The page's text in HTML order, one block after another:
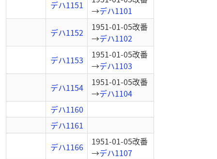
デハ1151
→デハ1101
デハ1152
1951-01-05改番
→デハ1102
デハ1153
1951-01-05改番
→デハ1103
デハ1154
1951-01-05改番
→デハ1104
デハ1160
デハ1161
デハ1166
1951-01-05改番
→デハ1107